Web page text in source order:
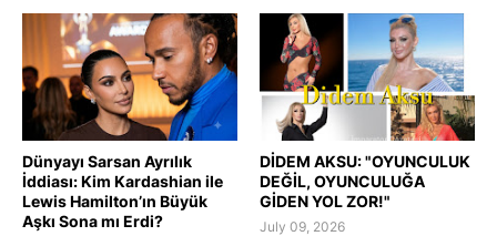
Dünyayı Sarsan Ayrılık
İddiası: Kim Kardashian ile
Lewis Hamilton’ın Büyük
Aşkı Sona mı Erdi?
DİDEM AKSU: "OYUNCULUK
DEĞİL, OYUNCULUĞA
GİDEN YOL ZOR!"
July 09, 2026